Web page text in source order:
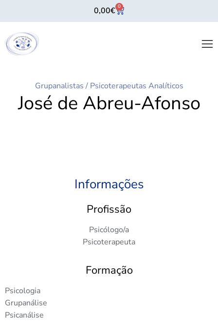
0,00€ 0
Grupanalistas / Psicoterapeutas Analíticos
José de Abreu-Afonso
Informações
Profissão
Psicólogo/a
Psicoterapeuta
Formação
Psicologia
Grupanálise
Psicanálise